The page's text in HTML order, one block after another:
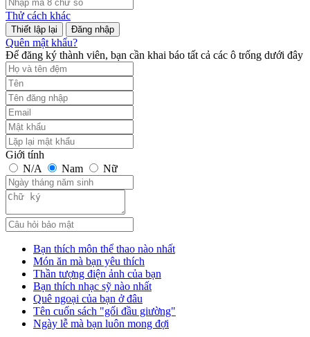
Thử cách khác
Đăng nhập
Quên mật khẩu?
Để đăng ký thành viên, bạn cần khai báo tất cả các ô trống dưới đây
Giới tính
N/A
Nam Nữ
Bạn thích môn thể thao nào nhất
Món ăn mà bạn yêu thích
Thần tượng điện ảnh của bạn
Bạn thích nhạc sỹ nào nhất
Quê ngoại của bạn ở đâu
Tên cuốn sách "gối đầu giường"
Ngày lễ mà bạn luôn mong đợi